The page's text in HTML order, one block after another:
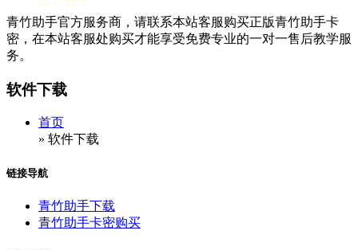
青竹助手官方服务商，请联系本站客服购买正版青竹助手卡
密，在本站客服处购买才能享受免费专业的一对一售后教学服
务。
软件下载
首页
» 软件下载
链接导航
青竹助手下载
青竹助手卡密购买